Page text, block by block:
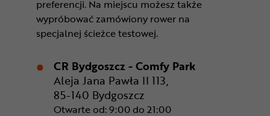
preferencji. Na miejscu możesz także
wypróbować zamówiony rower na
specjalnej ścieżce testowej.
CR Bydgoszcz - Comfy Park
Aleja Jana Pawła II 113,
85-140 Bydgoszcz
Otwarte od: 9:00 do 21:00